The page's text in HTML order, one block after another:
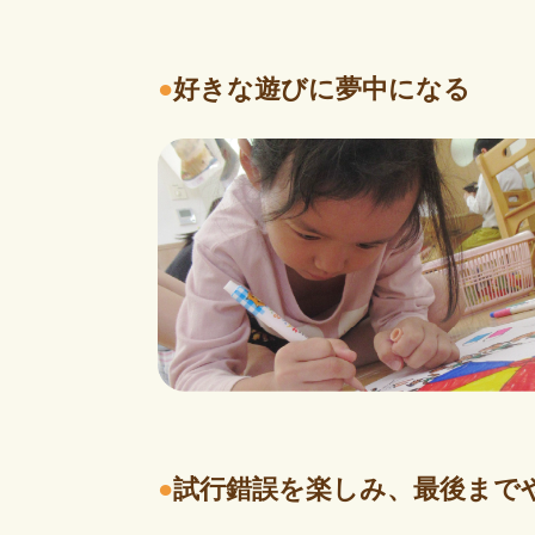
●好きな遊びに夢中になる
●試行錯誤を楽しみ、最後まで